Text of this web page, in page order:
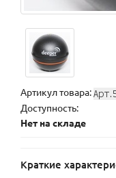
Артикул товара:
Доступность:
Нет на складе
Краткие